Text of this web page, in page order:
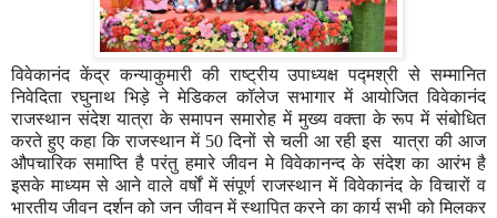
विवेकानंद केंद्र कन्याकुमारी की राष्ट्रीय उपाध्यक्ष पद्मश्री से सम्मानित
निवेदिता रघुनाथ भिड़े ने मेडिकल कॉलेज सभागार में आयोजित विवेकानंद
राजस्थान संदेश यात्रा के समापन समारोह में मुख्य वक्ता के रूप में संबोधित
करते हुए कहा कि राजस्थान में 50 दिनों से चली आ रही इस यात्रा की आज
औपचारिक समाप्ति है परंतु हमारे जीवन मे विवेकानन्द के संदेश का आरंभ है
इसके माध्यम से आने वाले वर्षों में संपूर्ण राजस्थान में विवेकानंद के विचारों व
भारतीय जीवन दर्शन को जन जीवन में स्थापित करने का कार्य सभी को मिलकर